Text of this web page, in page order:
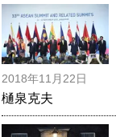
2018年11月22日
樋泉克夫